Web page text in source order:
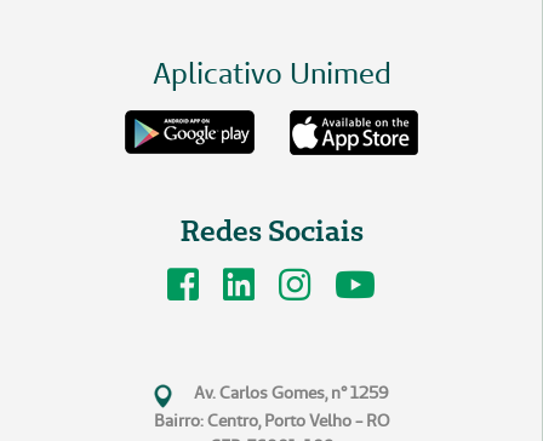
Aplicativo Unimed
Redes Sociais
Av. Carlos Gomes, n° 1259
Bairro: Centro, Porto Velho - RO